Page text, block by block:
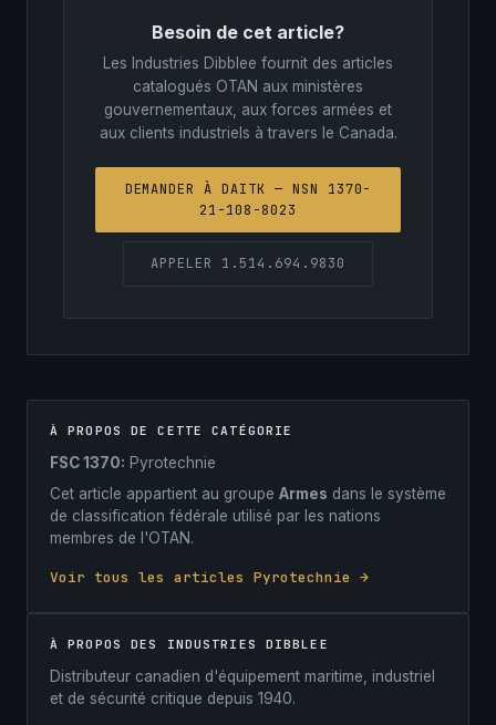
Besoin de cet article?
Les Industries Dibblee fournit des articles
catalogués OTAN aux ministères
gouvernementaux, aux forces armées et
aux clients industriels à travers le Canada.
DEMANDER À DAITK — NSN 1370-
21-108-8023
APPELER 1.514.694.9830
À PROPOS DE CETTE CATÉGORIE
FSC 1370: Pyrotechnie
Cet article appartient au groupe Armes dans le système
de classification fédérale utilisé par les nations
membres de l'OTAN.
Voir tous les articles Pyrotechnie →
À PROPOS DES INDUSTRIES DIBBLEE
Distributeur canadien d'équipement maritime, industriel
et de sécurité critique depuis 1940.